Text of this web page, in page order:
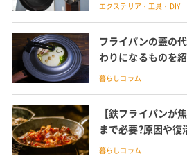
エクステリア・工具・DIY
フライパンの蓋の
わりになるものを
暮らしコラム
【鉄フライパンが
まで必要?原因や復
暮らしコラム